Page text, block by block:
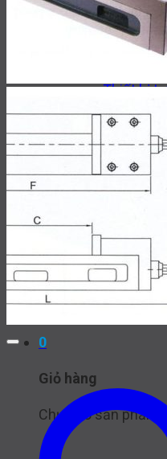
Máy
Thiết bị
Van
Thiết bị
Động cơ
Thiết bị
Gia công cơ
Dụng cụ
Thiết bị
Phụ
nghiệp
Thi công
Liên hệ
Tìm
kiếm:
0
Giỏ hàng
Chưa có sản phẩm